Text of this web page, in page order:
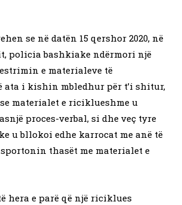
se në datën 15 qershor 2020, në
policia bashkiake ndërmori një
e materialeve të
ata i kishin mbledhur për t’i shitur,
materialet e riciklueshme u
proces-verbal, si dhe veç tyre
u bllokoi edhe karrocat me anë të
thasët me materialet e
hera e parë që një riciklues